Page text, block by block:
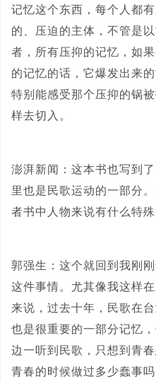
记忆这个东西，每个人都
的、压迫的主体，不管是
者，所有压抑的记忆，如
的记忆的话，它爆发出来
特别能感受那个压抑的锅
样去切入。
澎湃新闻：这本书也写到
里也是民歌运动的一部分
者书中人物来说有什么特
郭强生：这个就回到我刚
这件事情。尤其像我这样
来说，过去十年，民歌在
也是很重要的一部分记忆
边一听到民歌，只想到青
青春的时候做过多少蠢事